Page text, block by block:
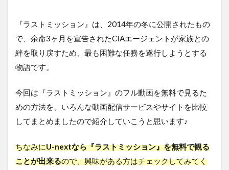
『ラストミッション』は、2014年の冬に公開されたもの
で、余命3ヶ月を宣告されたCIAエージェントが家族との
絆を取り戻すため、最も困難な任務を遂行しようとする
物語です。
今回は『ラストミッション』のフル動画を無料で見るた
めの方法を、いろんな動画配信サービスやサイトを比較
してまとめましたので紹介していこうと思います♪
ちなみにU-nextなら『ラストミッション』を無料で観る
ことが出来るので、興味がある方はチェックしてみてく